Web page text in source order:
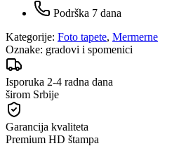
Podrška 7 dana
Kategorije: Foto tapete, Mermerne
Oznake: gradovi i spomenici
Isporuka 2-4 radna dana
širom Srbije
Garancija kvaliteta
Premium HD štampa